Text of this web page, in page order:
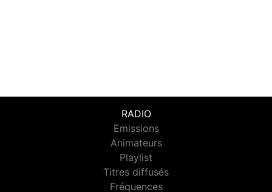
RADIO
Emissions
Animateurs
Playlist
Titres diffusés
Fréquences